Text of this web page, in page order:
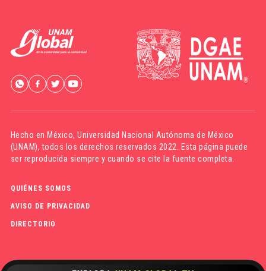
Hecho en México,Universidad Nacional Autónoma de México
(UNAM), todos los derechos reservados 2022. Esta página puede
ser reproducida siempre y cuando se cite la fuente completa.
QUIÉNES SOMOS
AVISO DE PRIVACIDAD
DIRECTORIO